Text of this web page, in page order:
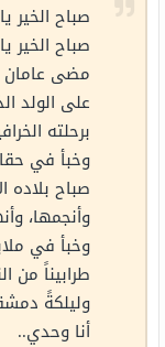
صباح الخير
صباح الخير
مضى عامان
على الولد
برحلته
وخبأ في
صباح بلاده
وأنجمها،
وخبأ في
طرابيناً من
وليلكةً
أنا وحدي..